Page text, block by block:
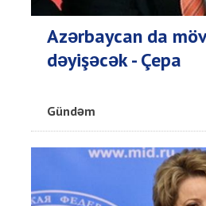
Azərbaycan da
dəyişəcək - Çepa
Gündəm